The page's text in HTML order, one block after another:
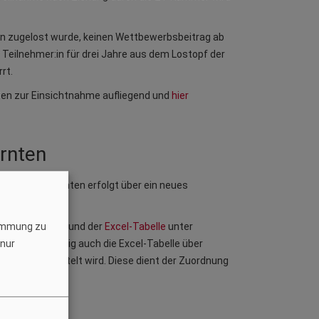
zu
zugelost wurde, keinen Wettbewerbsbeitrag ab
für drei Jahre aus dem Lostopf der
zur Einsichtnahme aufliegend und hier
in Kärnten erfolgt über ein neues
Formular und der Excel-Tabelle unter
gleichzeitig auch die Excel-Tabelle über
übermittelt wird. Diese dient der Zuordnung